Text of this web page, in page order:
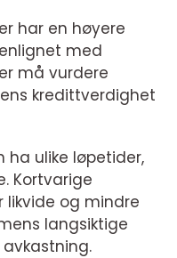
har en høyere
med
må vurdere
kredittverdighet
ha ulike løpetider,
Kortvarige
og mindre
langsiktige